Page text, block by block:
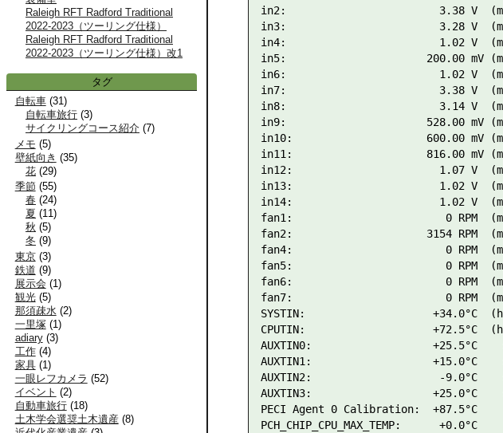
in2:                        3.38 V  (min =
in3:                        3.28 V  (min =
in4:                        1.02 V  (min =
in5:                      200.00 mV (min
in6:                        1.02 V  (min =
in7:                        3.38 V  (min =
in8:                        3.14 V  (min =
in9:                      528.00 mV (min
in10:                     600.00 mV (min
in11:                     816.00 mV (min
in12:                       1.07 V  (min =
in13:                       1.02 V  (min =
in14:                       1.02 V  (min =
fan1:                        0 RPM
fan2:                     3154 RPM
fan4:                        0 RPM
fan5:                        0 RPM
fan6:                        0 RPM
fan7:                        0 RPM
SYSTIN:                    +34.0°C
CPUTIN:                    +72.5°C
AUXTIN0:                   +25.5°C
AUXTIN1:                   +15.0°C
AUXTIN2:                    -9.0°C
AUXTIN3:                   +25.0°C
PECI Agent 0 Calibration:  +87.5°C
PCH_CHIP_CPU_MAX_TEMP:      +0.0°C
Raleigh RFT Radford Traditional
2022-2023（ツーリング仕様）
Raleigh RFT Radford Traditional
2022-2023（ツーリング仕様）改1
タグ
自転車 (31 )
自転車旅行 (3)
サイクリングコース紹介 (7)
メモ (5)
壁紙向き (35)
花 (29)
季節 (55)
春 (24)
夏 (11)
秋 (5)
冬 (9)
東京 (3)
鉄道 (9)
展示会 (1 )
観光 (5)
那須疎水 (2)
一里塚 (1 )
adiary (3)
工作 (4)
家具 (1 )
一眼レフカメラ (52)
イベント (2)
自動車旅行 (18)
土木学会選奨土木遺産 (8)